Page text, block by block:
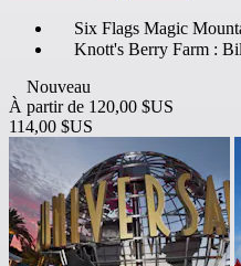
Six Flags Magic
Knott's Berry Farm :
Nouveau
À partir de 120,00 $US
114,00 $US